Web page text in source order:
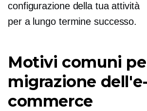
configurazione della tua attività
per a lungo termine successo.
Motivi comuni
migrazione dell'e-
commerce